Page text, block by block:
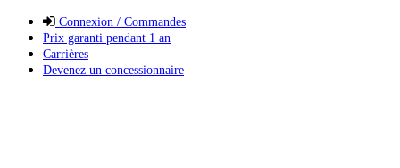
Connexion / Commandes
Prix garanti pendant 1 an
Carrières
Devenez un concessionnaire